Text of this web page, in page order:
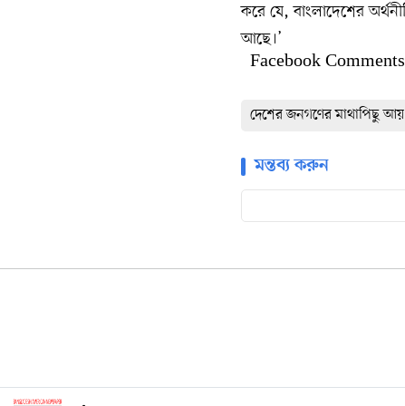
করে যে, বাংলাদেশের
আছে।’
Facebook
দেশের জনগণের মাথাপিছু
মন্তব্য করুন